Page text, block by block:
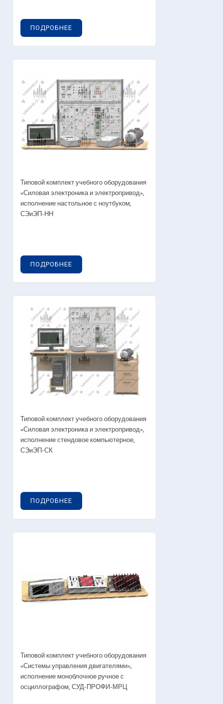
ПОДРОБНЕЕ
Типовой комплект учебного оборудования
«Силовая электроника и электропривод»,
исполнение настольное с ноутбуком,
СЭиЭП-НН
ПОДРОБНЕЕ
Типовой комплект учебного оборудования
«Силовая электроника и электропривод»,
исполнение стендовое компьютерное,
СЭиЭП-СК
ПОДРОБНЕЕ
Типовой комплект учебного оборудования
«Системы управления двигателями»,
исполнение моноблочное ручное с
осциллографом, СУД-ПРОФИ-МРЦ